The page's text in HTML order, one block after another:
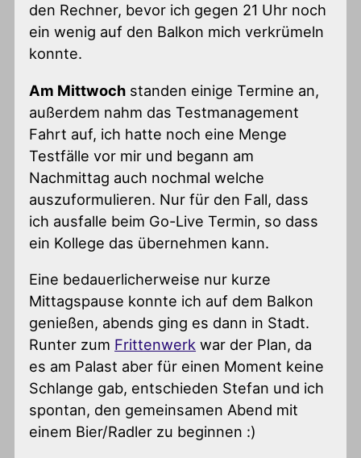
den Rechner, bevor ich gegen 21 Uhr noch
ein wenig auf den Balkon mich verkrümeln
konnte.
Am Mittwoch standen einige Termine an,
außerdem nahm das Testmanagement
Fahrt auf, ich hatte noch eine Menge
Testfälle vor mir und begann am
Nachmittag auch nochmal welche
auszuformulieren. Nur für den Fall, dass
ich ausfalle beim Go-Live Termin, so dass
ein Kollege das übernehmen kann.
Eine bedauerlicherweise nur kurze
Mittagspause konnte ich auf dem Balkon
genießen, abends ging es dann in Stadt.
Runter zum Frittenwerk war der Plan, da
es am Palast aber für einen Moment keine
Schlange gab, entschieden Stefan und ich
spontan, den gemeinsamen Abend mit
einem Bier/Radler zu beginnen :)